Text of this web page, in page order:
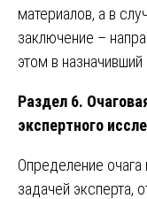
материалов, а в
заключение –
этом в назначивший
Раздел 6.
экспертного
Определение очага
задачей эксперта,